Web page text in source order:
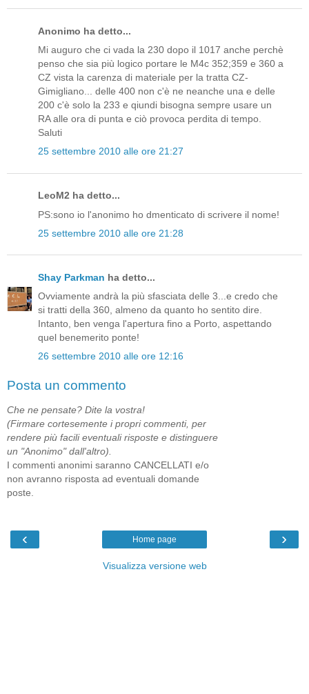
Anonimo ha detto...
Mi auguro che ci vada la 230 dopo il 1017 anche perchè
penso che sia più logico portare le M4c 352;359 e 360 a
CZ vista la carenza di materiale per la tratta CZ-
Gimigliano... delle 400 non c'è ne neanche una e delle
200 c'è solo la 233 e qiundi bisogna sempre usare un
RA alle ora di punta e ciò provoca perdita di tempo.
Saluti
25 settembre 2010 alle ore 21:27
LeoM2 ha detto...
PS:sono io l'anonimo ho dmenticato di scrivere il nome!
25 settembre 2010 alle ore 21:28
Shay Parkman ha detto...
Ovviamente andrà la più sfasciata delle 3...e credo che
si tratti della 360, almeno da quanto ho sentito dire.
Intanto, ben venga l'apertura fino a Porto, aspettando
quel benemerito ponte!
26 settembre 2010 alle ore 12:16
Posta un commento
Che ne pensate? Dite la vostra!
(Firmare cortesemente i propri commenti, per
rendere più facili eventuali risposte e distinguere
un "Anonimo" dall'altro).
I commenti anonimi saranno CANCELLATI e/o
non avranno risposta ad eventuali domande
poste.
‹ ›
Home page
Visualizza versione web